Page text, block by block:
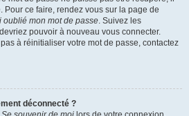
Pour ce faire, rendez vous sur la page de
oublié mon mot de passe. Suivez les
pouvoir à nouveau vous connecter.
à réinitialiser votre mot de passe, contactez
déconnecté ?